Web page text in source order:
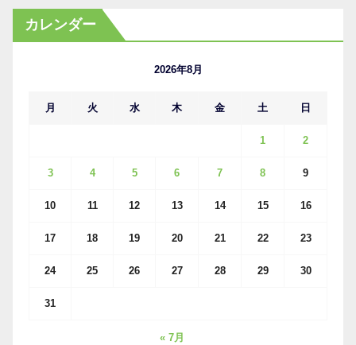
カ
イ
カレンダー
2026年8月
月 火 水 木 金 土 日
1 2
3 4 5 6 7 8 9
10 11 12 13 14 15 16
17 18 19 20 21 22 23
24 25 26 27 28 29 30
31
« 7月